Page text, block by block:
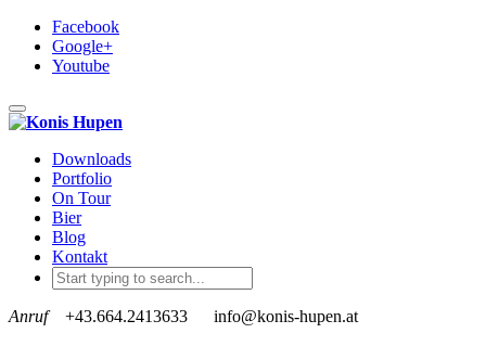
Facebook
Google+
Youtube
Toggle navigation
Downloads
Portfolio
On Tour
Bier
Blog
Kontakt
Anruf +43.664.2413633 info@konis-hupen.at